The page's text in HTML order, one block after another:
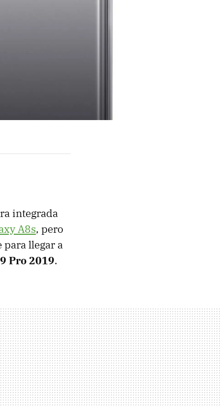
integrada
A8s, pero
para llegar a
Pro 2019.